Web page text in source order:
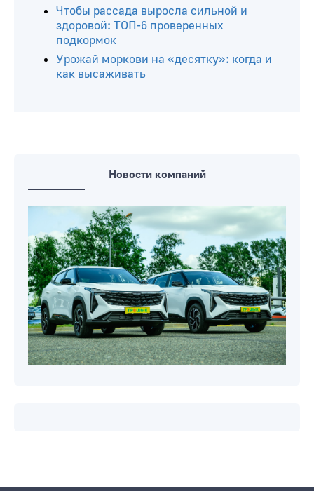
Чтобы рассада выросла сильной и
здоровой: ТОП-6 проверенных
подкормок
Урожай моркови на «десятку»: когда и
как высаживать
Новости компаний